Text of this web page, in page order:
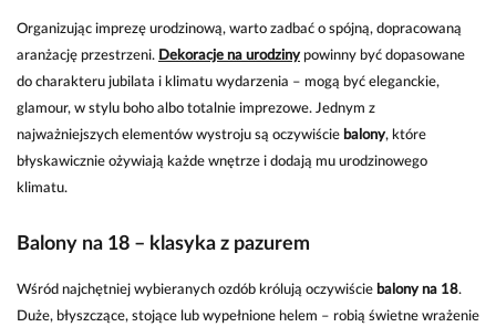
Organizując imprezę urodzinową, warto zadbać o spójną, dopracowaną
aranżację przestrzeni. Dekoracje na urodziny powinny być dopasowane
do charakteru jubilata i klimatu wydarzenia – mogą być eleganckie,
glamour, w stylu boho albo totalnie imprezowe. Jednym z
najważniejszych elementów wystroju są oczywiście balony, które
błyskawicznie ożywiają każde wnętrze i dodają mu urodzinowego
klimatu.
Balony na 18 – klasyka z pazurem
Wśród najchętniej wybieranych ozdób królują oczywiście balony na 18.
Duże, błyszczące, stojące lub wypełnione helem – robią świetne wrażenie